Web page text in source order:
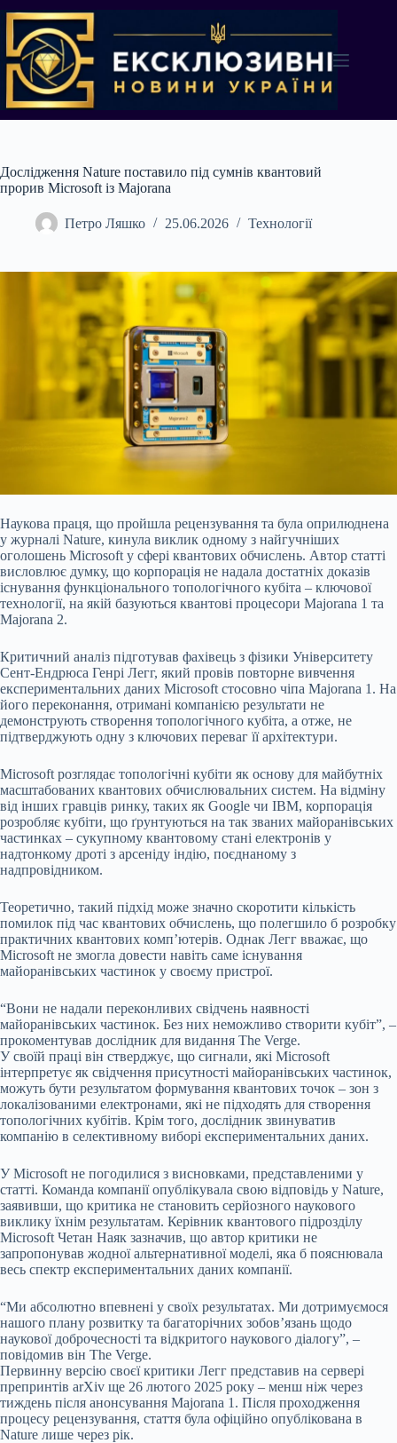
до
вмісту
Дослідження Nature поставило під сумнів квантовий
прорив Microsoft із Majorana
Петро Ляшко 25.06.2026 Технології
Наукова праця, що пройшла рецензування та була оприлюднена
у журналі Nature, кинула виклик одному з найгучніших
оголошень Microsoft у сфері квантових обчислень. Автор статті
висловлює думку, що корпорація не надала достатніх доказів
існування функціонального топологічного кубіта – ключової
технології, на якій базуються квантові процесори Majorana 1 та
Majorana 2.
Критичний аналіз підготував фахівець з фізики Університету
Сент-Ендрюса Генрі Легг, який провів повторне вивчення
експериментальних даних Microsoft стосовно чіпа Majorana 1. На
його переконання, отримані компанією результати не
демонструють створення топологічного кубіта, а отже, не
підтверджують одну з ключових переваг її архітектури.
Microsoft розглядає топологічні кубіти як основу для майбутніх
масштабованих квантових обчислювальних систем. На відміну
від інших гравців ринку, таких як Google чи IBM, корпорація
розробляє кубіти, що ґрунтуються на так званих майоранівських
частинках – сукупному квантовому стані електронів у
надтонкому дроті з арсеніду індію, поєднаному з
надпровідником.
Теоретично, такий підхід може значно скоротити кількість
помилок під час квантових обчислень, що полегшило б розробку
практичних квантових комп’ютерів. Однак Легг вважає, що
Microsoft не змогла довести навіть саме існування
майоранівських частинок у своєму пристрої.
“Вони не надали переконливих свідчень наявності
майоранівських частинок. Без них неможливо створити кубіт”, –
прокоментував дослідник для видання The Verge.
У своїй праці він стверджує, що сигнали, які Microsoft
інтерпретує як свідчення присутності майоранівських частинок,
можуть бути результатом формування квантових точок – зон з
локалізованими електронами, які не підходять для створення
топологічних кубітів. Крім того, дослідник звинуватив
компанію в селективному виборі експериментальних даних.
У Microsoft не погодилися з висновками, представленими у
статті. Команда компанії опублікувала свою відповідь у Nature,
заявивши, що критика не становить серйозного наукового
виклику їхнім результатам. Керівник квантового підрозділу
Microsoft Четан Наяк зазначив, що автор критики не
запропонував жодної альтернативної моделі, яка б пояснювала
весь спектр експериментальних даних компанії.
“Ми абсолютно впевнені у своїх результатах. Ми дотримуємося
нашого плану розвитку та багаторічних зобов’язань щодо
наукової доброчесності та відкритого наукового діалогу”, –
повідомив він The Verge.
Первинну версію своєї критики Легг представив на сервері
препринтів arXiv ще 26 лютого 2025 року – менш ніж через
тиждень після анонсування Majorana 1. Після проходження
процесу рецензування, стаття була офіційно опублікована в
Nature лише через рік.